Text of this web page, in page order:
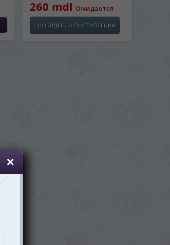
260 mdl Ожидается
СООБЩИТЬ О ПОСТУПЛЕНИИ